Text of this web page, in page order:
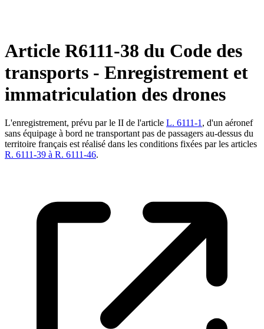
Article R6111-38 du Code des
transports - Enregistrement et
immatriculation des drones
L'enregistrement, prévu par le II de l'article L. 6111-1 , d'un aéronef
sans équipage à bord ne transportant pas de passagers au-dessus du
territoire français est réalisé dans les conditions fixées par les articles
R. 6111-39 à R. 6111-46.